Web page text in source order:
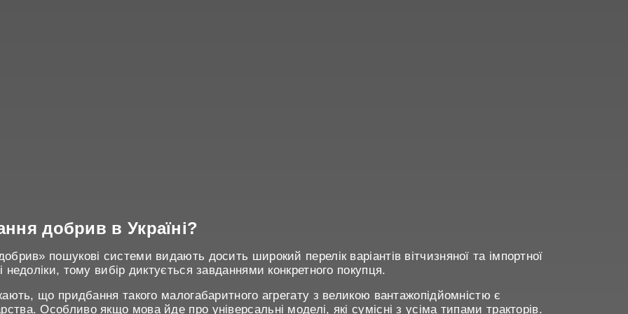
добрив в Україні?
пошукові системи видають досить широкий перелік варіантів вітчизняної та імпортної
тому вибір диктується завданнями конкретного покупця.
що придбання такого малогабаритного агрегату з великою вантажопідйомністю є
Особливо якщо мова йде про універсальні моделі, які сумісні з усіма типами тракторів.